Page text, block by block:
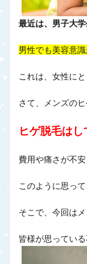
最近は、男子大
男性でも美容意
これは、女性に
さて、メンズのヒ
ヒゲ脱毛はし
費用や痛さが不安
このように思っ
そこで、今回は
皆様が思ってい